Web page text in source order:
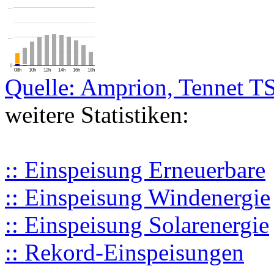
08h 10h 12h 14h 16h 18h
0
…
…
Quelle: Amprion, Tennet
weitere Statistiken:
:: Einspeisung Erneuerbare
:: Einspeisung Windenergie
:: Einspeisung Solarenergie
:: Rekord-Einspeisungen